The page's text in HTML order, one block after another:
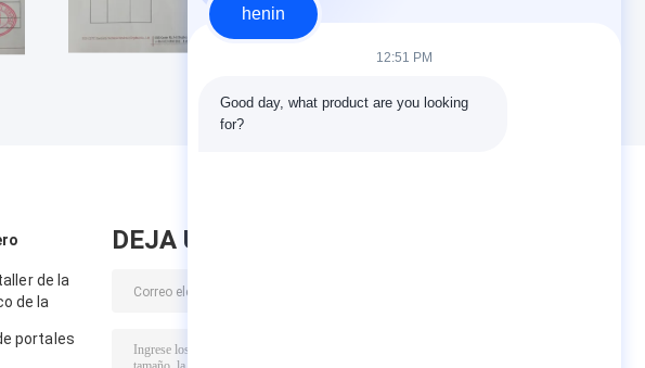
de la
de la
portales
DEJA UN MENSAJE
henin
12:51 PM
Good day, what product are you looking
for?